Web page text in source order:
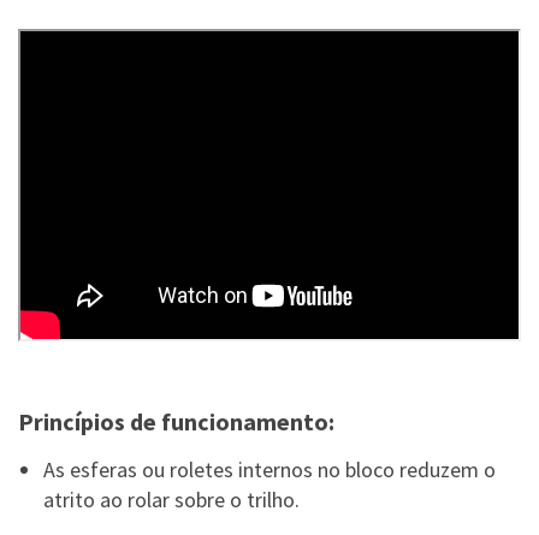
Princípios de funcionamento:
As esferas ou roletes internos no bloco reduzem o
atrito ao rolar sobre o trilho.